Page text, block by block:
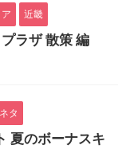
近畿
ラザ 散策 編
タ
夏のボーナスキ